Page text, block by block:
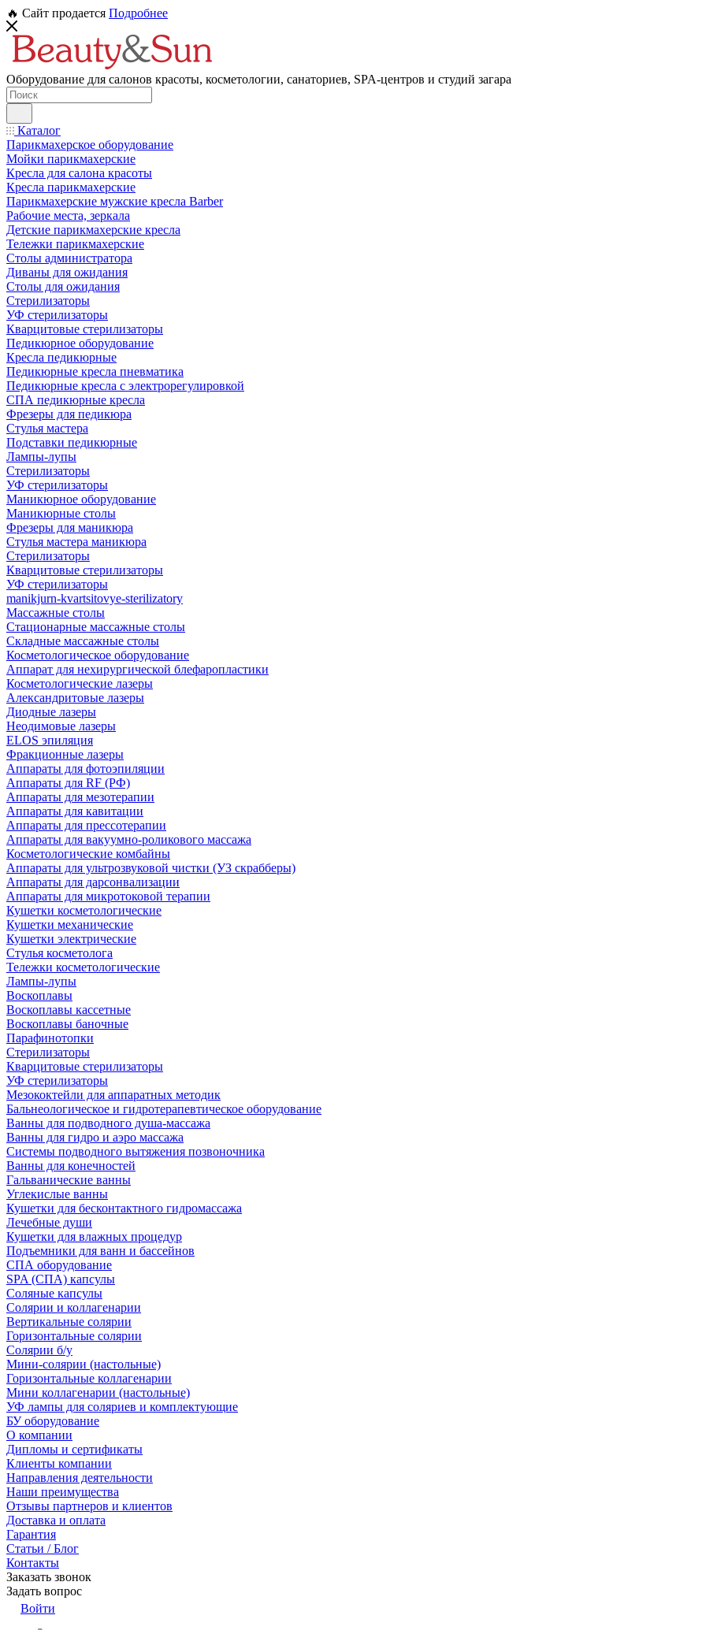
🔥 Сайт продается Подробнее
Оборудование для салонов красоты, косметологии, санаториев, SPA-центров и студий загара
Каталог
Парикмахерское оборудование
Мойки парикмахерские
Кресла для салона красоты
Кресла парикмахерские
Парикмахерские мужские кресла Barber
Рабочие места, зеркала
Детские парикмахерские кресла
Тележки парикмахерские
Столы администратора
Диваны для ожидания
Столы для ожидания
Стерилизаторы
УФ стерилизаторы
Кварцитовые стерилизаторы
Педикюрное оборудование
Кресла педикюрные
Педикюрные кресла пневматика
Педикюрные кресла с электрорегулировкой
СПА педикюрные кресла
Фрезеры для педикюра
Стулья мастера
Подставки педикюрные
Лампы-лупы
Стерилизаторы
УФ стерилизаторы
Маникюрное оборудование
Маникюрные столы
Фрезеры для маникюра
Стулья мастера маникюра
Стерилизаторы
Кварцитовые стерилизаторы
УФ стерилизаторы
manikjurn-kvartsitovye-sterilizatory
Массажные столы
Стационарные массажные столы
Складные массажные столы
Косметологическое оборудование
Аппарат для нехирургической блефаропластики
Косметологические лазеры
Александритовые лазеры
Диодные лазеры
Неодимовые лазеры
ELOS эпиляция
Фракционные лазеры
Аппараты для фотоэпиляции
Аппараты для RF (РФ)
Аппараты для мезотерапии
Аппараты для кавитации
Аппараты для прессотерапии
Аппараты для вакуумно-роликового массажа
Косметологические комбайны
Аппараты для ультрозвуковой чистки (УЗ скрабберы)
Аппараты для дарсонвализации
Аппараты для микротоковой терапии
Кушетки косметологические
Кушетки механические
Кушетки электрические
Стулья косметолога
Тележки косметологические
Лампы-лупы
Воскоплавы
Воскоплавы кассетные
Воскоплавы баночные
Парафинотопки
Стерилизаторы
Кварцитовые стерилизаторы
УФ стерилизаторы
Мезококтейли для аппаратных методик
Бальнеологическое и гидротерапевтическое оборудование
Ванны для подводного душа-массажа
Ванны для гидро и аэро массажа
Системы подводного вытяжения позвоночника
Ванны для конечностей
Гальванические ванны
Углекислые ванны
Кушетки для бесконтактного гидромассажа
Лечебные души
Кушетки для влажных процедур
Подъемники для ванн и бассейнов
СПА оборудование
SPA (СПА) капсулы
Соляные капсулы
Солярии и коллагенарии
Вертикальные солярии
Горизонтальные солярии
Солярии б/у
Мини-солярии (настольные)
Горизонтальные коллагенарии
Мини коллагенарии (настольные)
УФ лампы для соляриев и комплектующие
БУ оборудование
О компании
Дипломы и сертификаты
Клиенты компании
Направления деятельности
Наши преимущества
Отзывы партнеров и клиентов
Доставка и оплата
Гарантия
Статьи / Блог
Контакты
Заказать звонок
Задать вопрос
Войти